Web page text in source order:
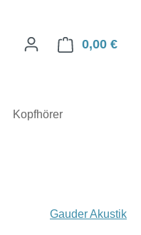
0,00 €
Kopfhörer
Gauder Akustik